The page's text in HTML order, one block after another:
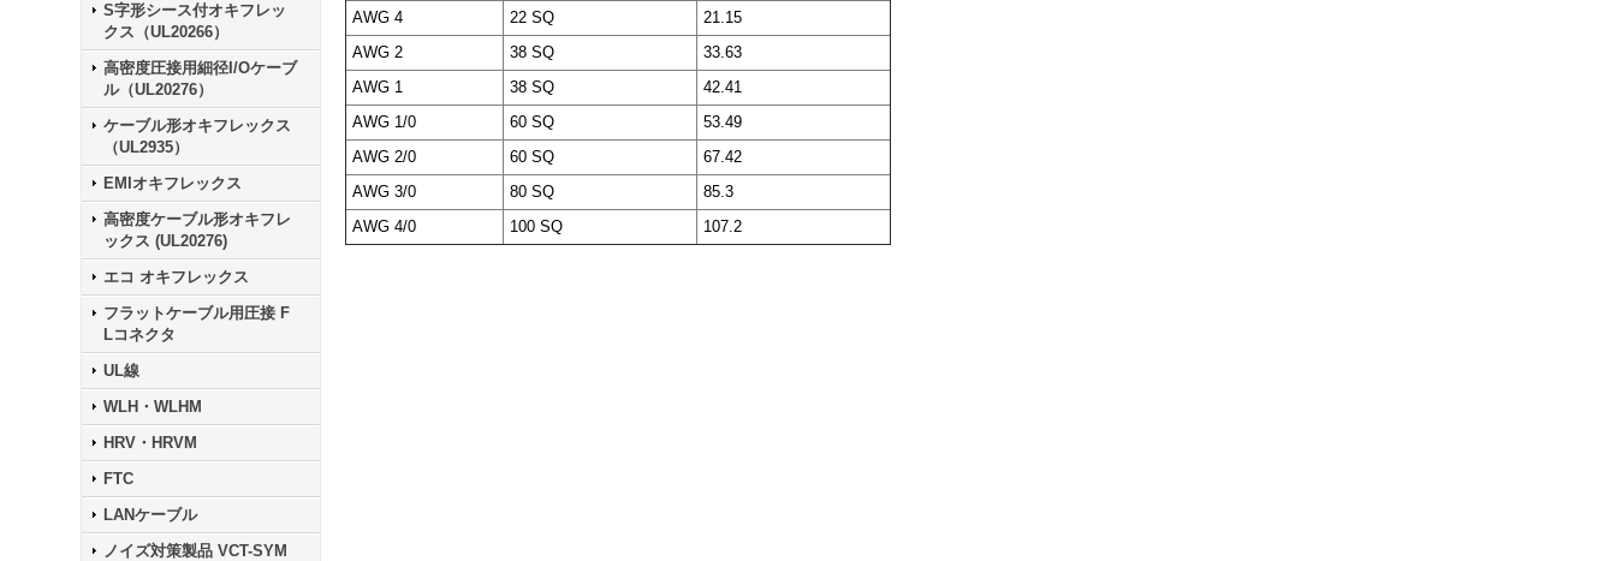
S字形シース付オキフレッ
クス（UL20266）
高密度圧接用細径I/Oケーブ
ル（UL20276）
ケーブル形オキフレックス
（UL2935）
EMIオキフレックス
高密度ケーブル形オキフレ
ックス (UL20276)
エコ オキフレックス
フラットケーブル用圧接 F
Lコネクタ
UL線
WLH・WLHM
HRV・HRVM
FTC
LANケーブル
ノイズ対策製品 VCT-SYM
AWG 4
22 SQ
21.15
AWG 2
38 SQ
33.63
AWG 1
38 SQ
42.41
AWG 1/0
60 SQ
53.49
AWG 2/0
60 SQ
67.42
AWG 3/0
80 SQ
85.3
AWG 4/0
100 SQ 107.2